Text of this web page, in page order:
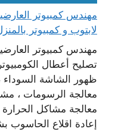
لابتوب و كمبيوتر
مهندس كمبيوتر
تصليح أعطال
ظهور الشاشة
معالجة الرسومات ،
معالجة مشاكل الحرارة
إعادة اقلاع الحاسوب